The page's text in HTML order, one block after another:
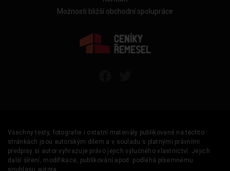
Možnosti bližší obchodní spolupráce
Všechny texty, fotografie i ostatní materiály publikované na těchto
stránkách jsou autorským dílem a v souladu s platnými právními
předpisy si autor vyhrazuje právo jejich výlučného vlastnictví. Jejich
další šíření, modifikace, publikování apod. podléhá písemnému